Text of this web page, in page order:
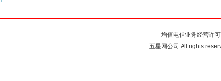
增值电信业务经营许
五星网公司 All rights